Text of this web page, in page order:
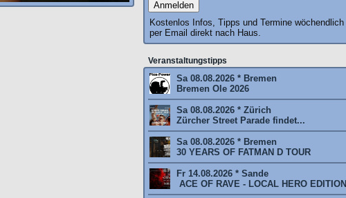
Kostenlos Infos, Tipps und Termine wöchendlich
per Email direkt nach Haus.
Veranstaltungstipps
Sa 08.08.2026 * Bremen
Bremen Ole 2026
Sa 08.08.2026 * Zürich
Zürcher Street Parade findet...
Sa 08.08.2026 * Bremen
30 YEARS OF FATMAN D TOUR
Fr 14.08.2026 * Sande
ACE OF RAVE - LOCAL HERO EDITION